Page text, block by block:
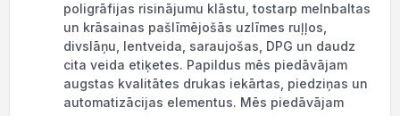
poligrāfijas risinājumu klāstu, tostarp melnbaltas
un krāsainas pašlīmējošās uzlīmes ruļļos, ​​
divslāņu, lentveida, saraujošas, DPG un daudz
cita veida etiķetes. Papildus mēs piedāvājam
augstas kvalitātes drukas iekārtas, piedziņas un
automatizācijas elementus. Mēs piedāvājam